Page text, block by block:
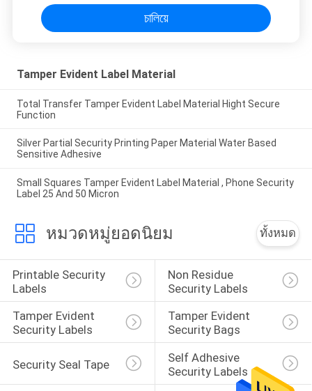
চালিয়ে
Tamper Evident Label Material
Total Transfer Tamper Evident Label Material Hight Secure
Function
Silver Partial Security Printing Paper Material Water Based
Sensitive Adhesive
Small Squares Tamper Evident Label Material , Phone Security
Label 25 And 50 Micron
หมวดหมู่ยอดนิยม ทั้งหมด
Printable Security
Labels
Non Residue
Security Labels
Tamper Evident
Security Labels
Tamper Evident
Security Bags
Security Seal Tape
Self Adhesive
Security Labels